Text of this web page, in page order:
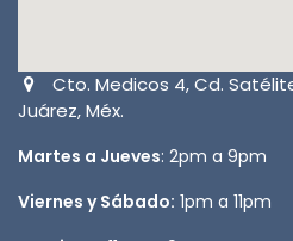
Cto. Medicos 4, Cd.
Juárez, Méx.
Martes a Jueves: 2pm a 9pm
Viernes y Sábado: 1pm a 11pm